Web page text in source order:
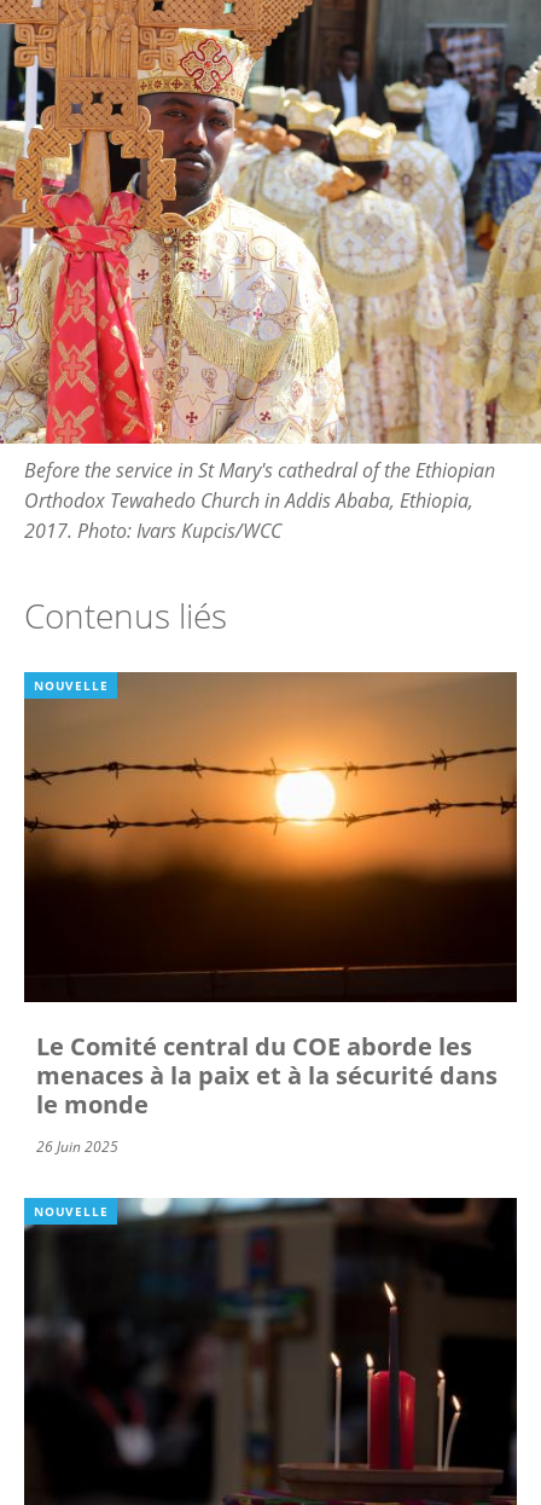
Before the service in St Mary's cathedral of the Ethiopian
Orthodox Tewahedo Church in Addis Ababa, Ethiopia,
2017. Photo: Ivars Kupcis/WCC
Contenus liés
NOUVELLE
Le Comité central du COE aborde les
menaces à la paix et à la sécurité dans
le monde
26 Juin 2025
NOUVELLE